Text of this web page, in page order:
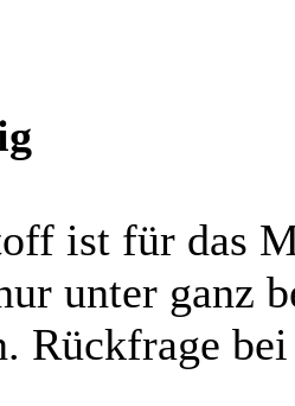
ist für das
unter ganz
Rückfrage